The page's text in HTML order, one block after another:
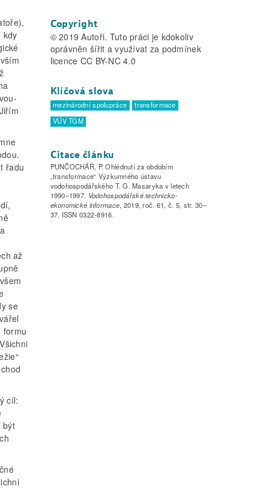
kdy
řadu
až
se
formu
cíl:
být
Copyright
© 2019 Autoři. Tuto práci je kdokoliv
oprávněn šířit a využívat za podmínek
licence CC BY-NC 4.0
Klíčová slova
mezinárodní spolupráce
transformace
VÚV TGM
Citace článku
PUNČOCHÁŘ, P. Ohlédnutí za obdobím
„transformace“ Výzkumného ústavu
vodohospodářského T. G. Masaryka v letech
1990–1997. Vodohospodářské technicko-
ekonomické informace, 2019, roč. 61, č. 5, str. 30–
37. ISSN 0322-8916.